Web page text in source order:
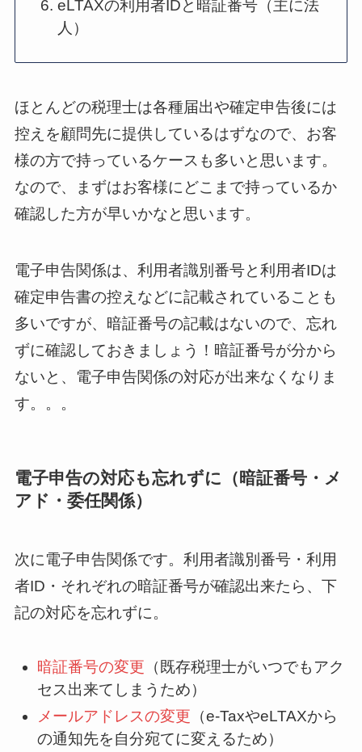
eLTAXの利用者IDと暗証番号（主に法
人）
ほとんどの税理士は各種届出や確定申告後には
控えを顧問先に提供しているはずなので、お客
様の方で持っているケースも多いと思います。
なので、まずはお客様にどこまで持っているか
確認した方が早いかなと思います。
電子申告関係は、利用者識別番号と利用者IDは
確定申告書の控えなどに記載されていることも
多いですが、暗証番号の記載はないので、忘れ
ずに確認しておきましょう！暗証番号が分から
ないと、電子申告関係の対応が出来なくなりま
す。。。
電子申告の対応も忘れずに（暗証番号・メ
アド・委任関係）
次に電子申告関係です。利用者識別番号・利用
者ID・それぞれの暗証番号が確認出来たら、下
記の対応を忘れずに。
暗証番号の変更 （既存税理士がいつでもアク
セス出来てしまうため）
メールアドレスの変更 （e-TaxやeLTAXから
の通知先を自分宛てに変えるため）